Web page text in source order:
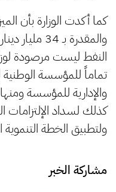
كما أكدت الوزارة بأن
والمقدرة بـ
النفط ليست مرصودة
تماماً للمؤسسة الوطنية
والإدارية للمؤسسة
كذلك لسداد الإلتزامات
ولتطبيق الخطة التنموية
مشاركة الخبر